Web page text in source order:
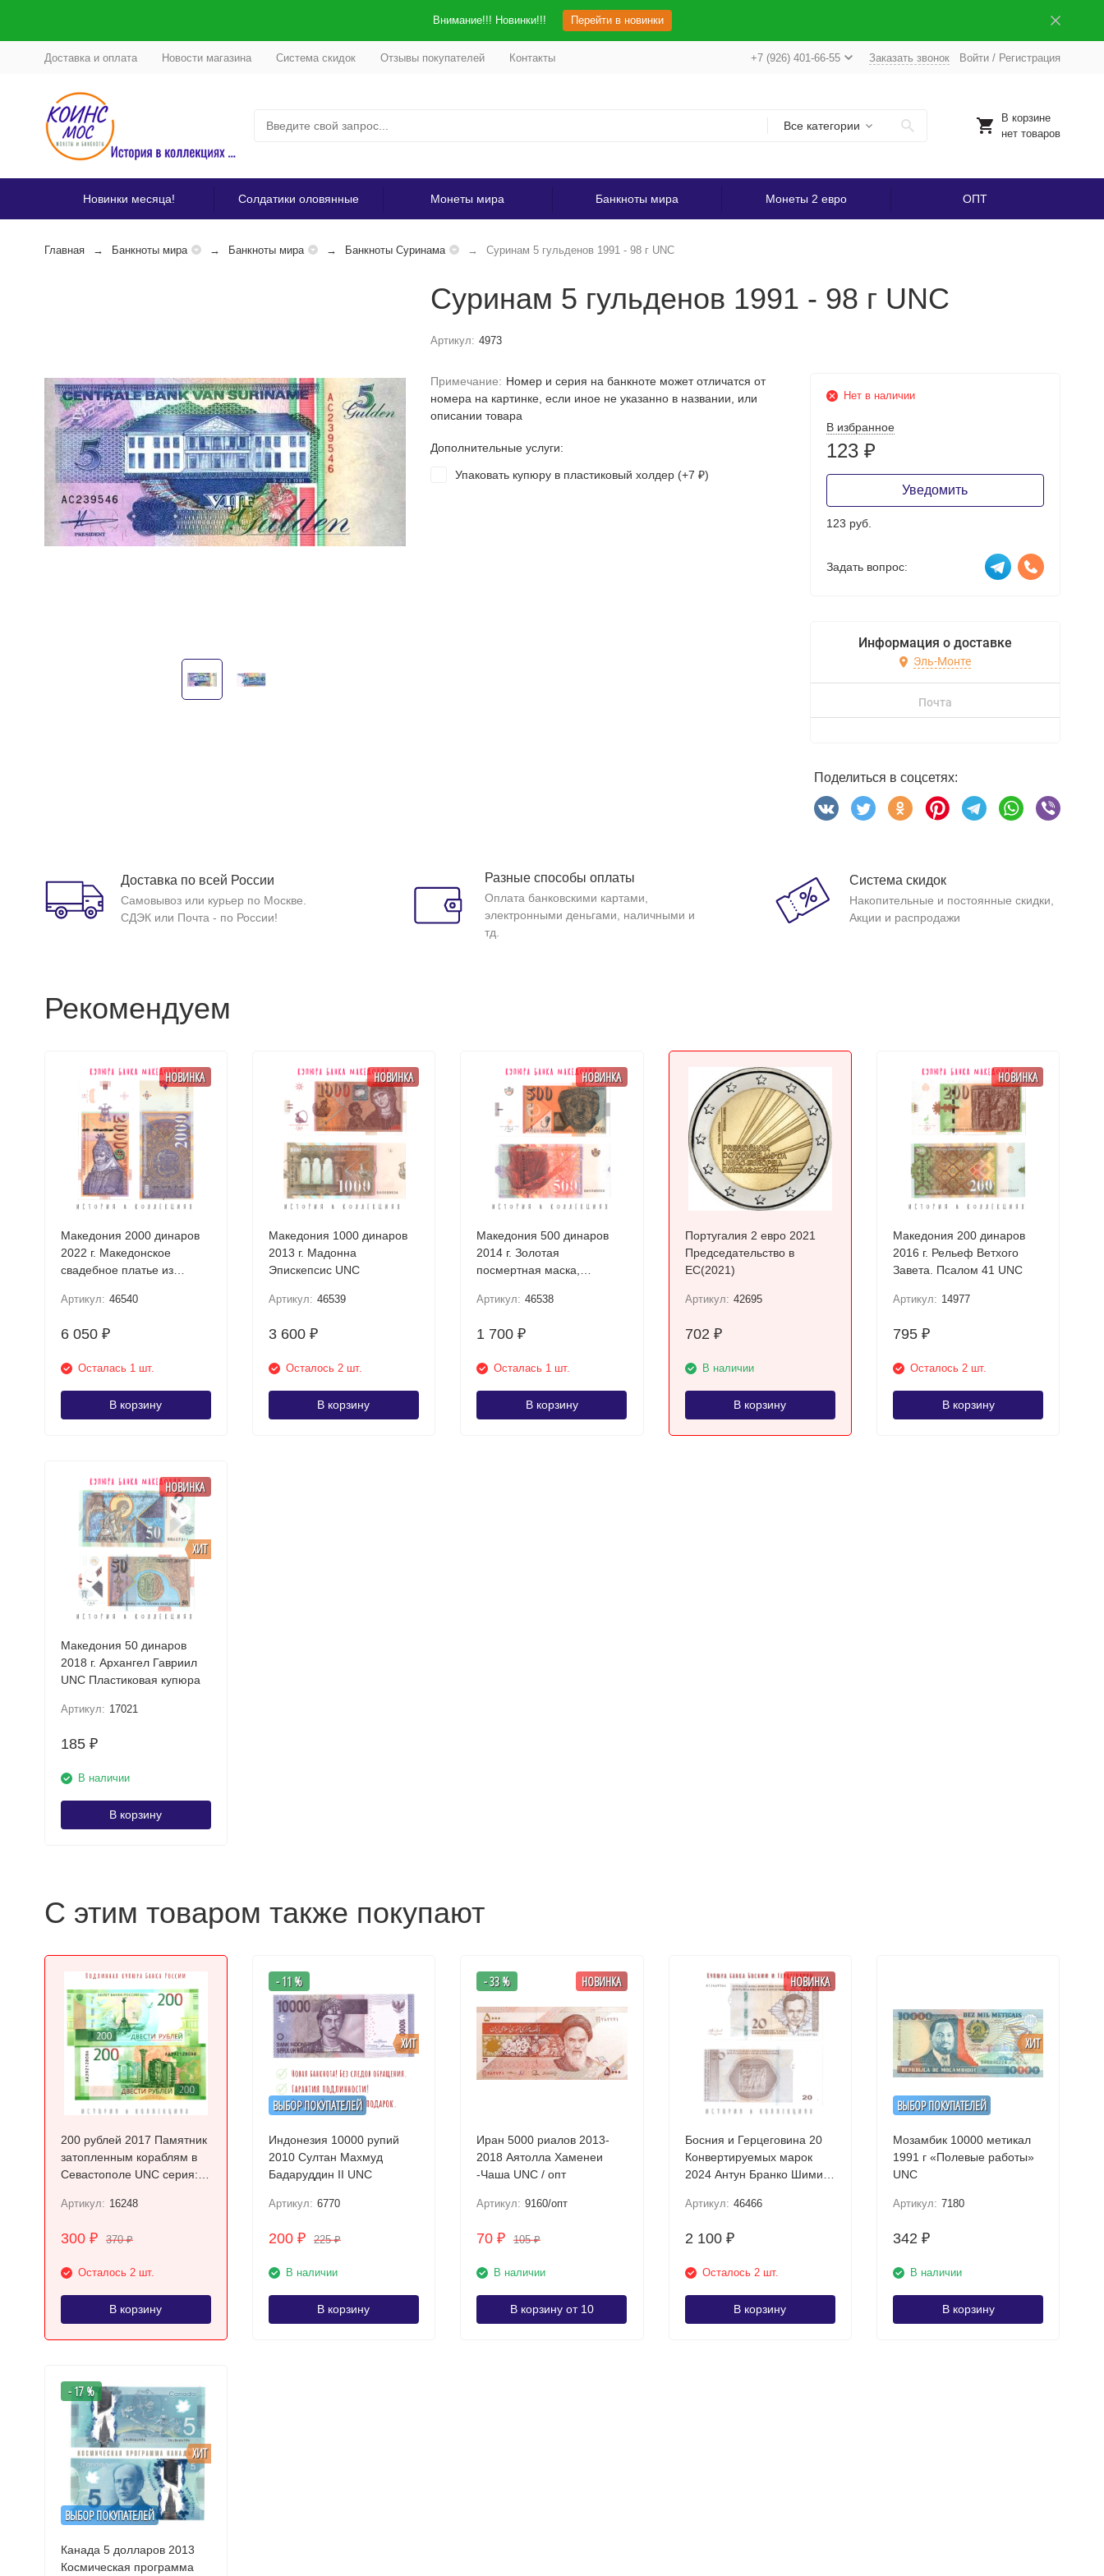
Внимание!!! Новинки!!! Перейти в новинки
Доставка и оплата Новости магазина Система скидок Отзывы покупателей Контакты +7 (926) 401-66-55 Заказать звонок Войти/ Регистрация
Все категории
В корзине
нет товаров
Новинки месяца! Солдатики оловянные Монеты мира Банкноты мира Монеты 2 евро ОПТ
Главная Банкноты мира Банкноты мира Банкноты Суринама Суринам 5 гульденов 1991 - 98 г UNC
Суринам 5 гульденов 1991 - 98 г UNC
Артикул: 4973
Примечание: Номер и серия на банкноте может отличатся от
номера на картинке, если иное не указанно в названии, или
описании товара
Дополнительные услуги:
Упаковать купюру в пластиковый холдер (+7 ₽)
Нет в наличии
В избранное
123 ₽
Уведомить
123 руб.
Задать вопрос:
Информация о доставке
Эль-Монте
Почта
Поделиться в соцсетях:
Доставка по всей России
Самовывоз или курьер по Москве.
СДЭК или Почта - по России!
Разные способы оплаты
Оплата банковскими картами,
электронными деньгами, наличными и
тд.
Система скидок
Накопительные и постоянные скидки,
Акции и распродажи
Рекомендуем
НОВИНКА
Македония 2000 динаров
2022 г. Македонское
свадебное платье из
Артикул: 46540
6 050 ₽
Осталась 1 шт.
В корзину
НОВИНКА
Македония 1000 динаров
2013 г. Мадонна
Эпискепсис UNC
Артикул: 46539
3 600 ₽
Осталось 2 шт.
В корзину
НОВИНКА
Македония 500 динаров
2014 г. Золотая
посмертная маска,
Артикул: 46538
1 700₽
Осталась 1 шт.
В корзину
Португалия 2 евро 2021
Председательство в
ЕС(2021)
Артикул: 42695
702 ₽
В наличии
В корзину
НОВИНКА
Македония 200 динаров
2016 г. Рельеф Ветхого
Завета. Псалом 41 UNC
Артикул: 14977
795₽
Осталось 2 шт.
В корзину
ХИТ
НОВИНКА
Македония 50 динаров
2018 г. Архангел Гавриил
UNC Пластиковая купюра
Артикул: 17021
185 ₽
В наличии
В корзину
С этим товаром также покупают
200 рублей 2017 Памятник
затопленным кораблям в
Севастополе UNC серия:
Артикул: 16248
300 ₽ 370₽
Осталось 2 шт.
В корзину
ВЫБОР ПОКУПАТЕЛЕЙ
ХИТ
- 11 %
Индонезия 10000 рупий
2010 Султан Махмуд
Бадаруддин II UNC
Артикул: 6770
200 ₽ 225₽
В наличии
В корзину
- 33 % НОВИНКА
Иран 5000 риалов 2013-
2018 Аятолла Хаменеи
-Чаша UNC / опт
Артикул: 9160/опт
70₽ 105₽
В наличии
В корзину от 10
НОВИНКА
Босния и Герцеговина 20
Конвертируемых марок
2024 Антун Бранко Шимич
Артикул: 46466
2 100 ₽
Осталось 2 шт.
В корзину
ВЫБОР ПОКУПАТЕЛЕЙ
ХИТ
Мозамбик 10000 метикал
1991 г «Полевые работы»
UNC
Артикул: 7180
342₽
В наличии
В корзину
ВЫБОР ПОКУПАТЕЛЕЙ
ХИТ
- 17 %
Канада 5 долларов 2013
Космическая программа